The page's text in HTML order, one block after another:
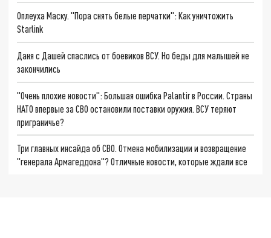
Оплеуха Маску. "Пора снять белые перчатки": Как уничтожить
Starlink
Даня с Дашей спаслись от боевиков ВСУ. Но беды для малышей не
закончились
"Очень плохие новости": Большая ошибка Palantir в России. Страны
НАТО впервые за СВО остановили поставки оружия. ВСУ теряют
приграничье?
Три главных инсайда об СВО. Отмена мобилизации и возвращение
"генерала Армагеддона"? Отличные новости, которые ждали все